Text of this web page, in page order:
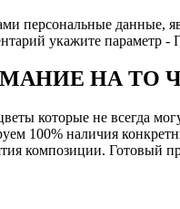
персональные данные,
укажите
НА ТО
которые не всегда
100% наличия
композиции. Готовый